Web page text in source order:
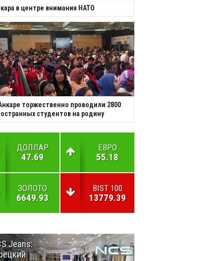
в центре внимания НАТО
торжественно проводили 2800
студентов на родину
ДОЛЛАР
47.69
ЕВРО
55.18
ЗОЛОТО
6649.93
BIST 100
13779.39
Jeans: